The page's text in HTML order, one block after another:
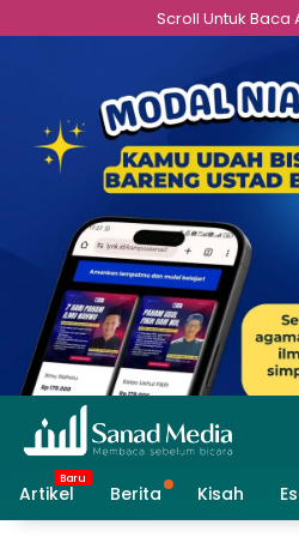
to
Scroll Untuk Baca
Artikel Berita Kisah